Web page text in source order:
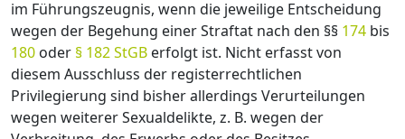
im Führungszeugnis, wenn die jeweilige Entscheidung
wegen der Begehung einer Straftat nach den §§ 174 bis
180 oder § 182 StGB erfolgt ist. Nicht erfasst von
diesem Ausschluss der registerrechtlichen
Privilegierung sind bisher allerdings Verurteilungen
wegen weiterer Sexualdelikte, z. B. wegen der